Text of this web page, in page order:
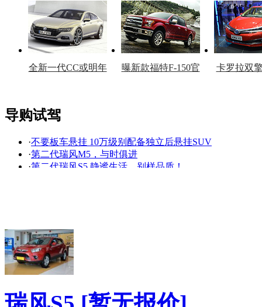
车型
复产
官
全新一代CC或明年
曝新款福特F-150官
卡罗拉双
看赛车宝贝争奇斗
艳
车模美腿爆乳无惧
走光
导购试驾
·不要板车悬挂 10万级别配备独立后悬挂SUV
·第二代瑞风M5，与时俱进
·第二代瑞风S5 静谧生活，别样品质！
·不敢说好，只敢做最好
·江淮瑞风S5降0.1万 送礼包
·江淮瑞风S5优惠0.1万元 送礼包
降价促销